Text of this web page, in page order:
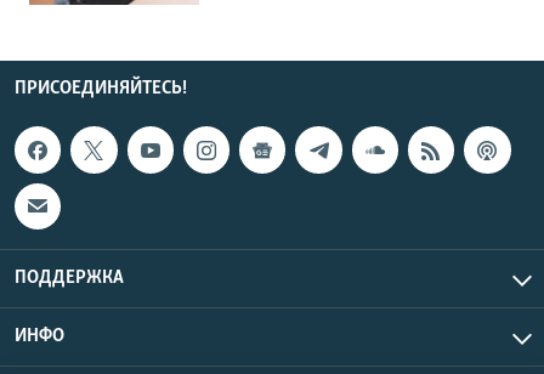
ПРИСОЕДИНЯЙТЕСЬ!
ПОДДЕРЖКА
ИНФО